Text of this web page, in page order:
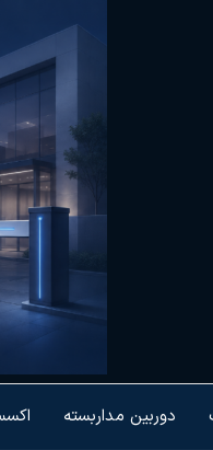
همیار
امنیت
کنترل تردد و
دوربین مداربسته